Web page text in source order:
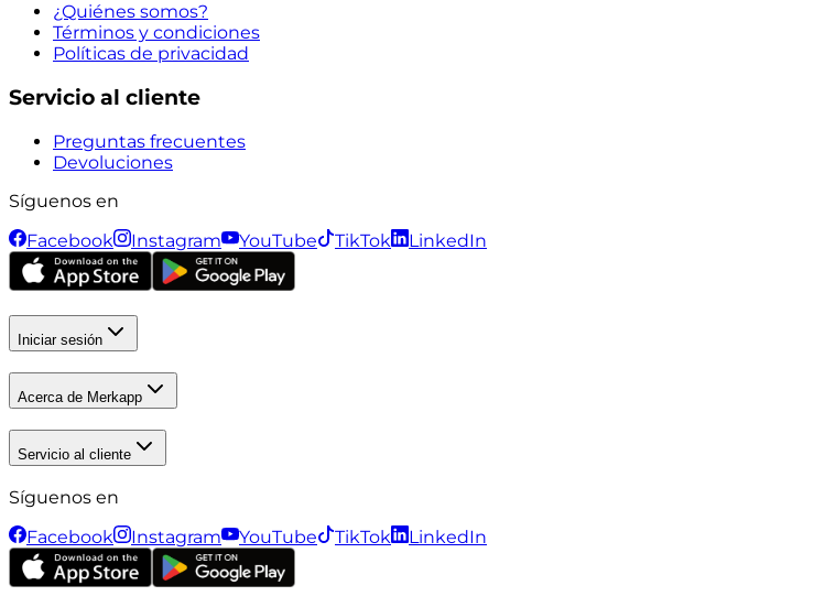
¿Quiénes somos?
Términos y condiciones
Políticas de privacidad
Servicio al cliente
Preguntas frecuentes
Devoluciones
Síguenos en
Facebook
Instagram YouTube TikTok LinkedIn
Iniciar sesión
Acerca de Merkapp
Servicio al cliente
Síguenos en
Facebook
Instagram YouTube TikTok LinkedIn